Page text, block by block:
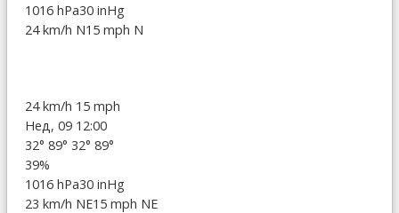
1016 hPa30 inHg
24 km/h N15 mph N
24 km/h 15 mph
Нед, 09 12:00
32° 89° 32° 89°
39%
1016 hPa30 inHg
23 km/h NE15 mph NE